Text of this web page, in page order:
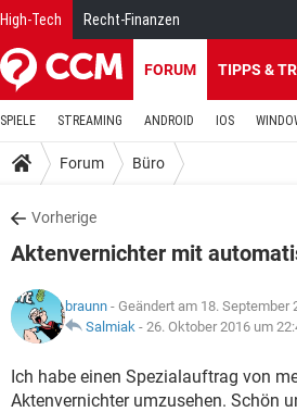
High-Tech Recht-Finanzen
FORUM TIPPS &
SPIELE STREAMING ANDROID IOS
Forum Büro
Vorherige
Aktenvernichter mit
braunn - Geändert am 18. September
Salmiak - 26. Oktober 2016 um
Ich habe einen Spezialauftrag von
Aktenvernichter umzusehen. Schön